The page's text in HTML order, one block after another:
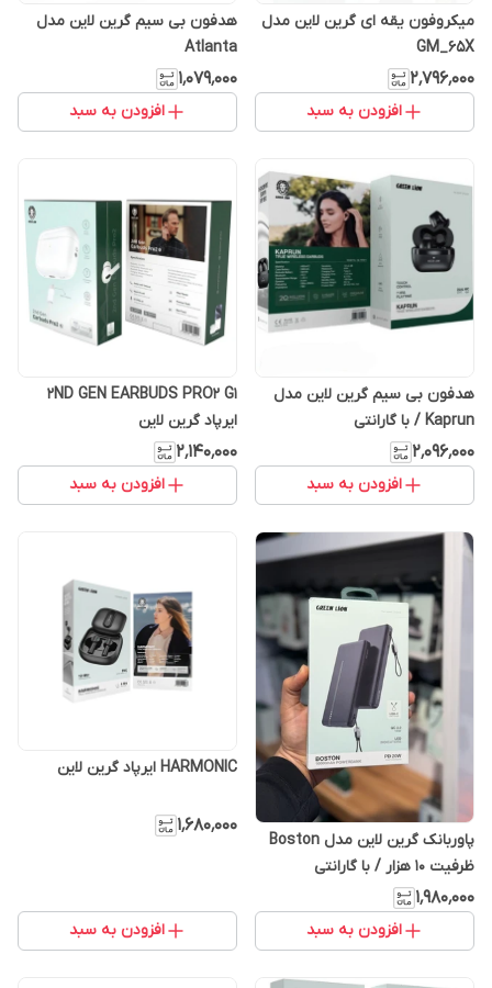
میکروفون یقه ای گرین لاین مدل
GM_65X
۲٬۷۹۶٬۰۰۰
افزودن به سبد
هدفون بی سیم گرین لاین مدل
Atlanta
۱٬۰۷۹٬۰۰۰
افزودن به سبد
هدفون بی سیم گرین لاین مدل
Kaprun / با گارانتی
۲٬۰۹۶٬۰۰۰
افزودن به سبد
2ND GEN EARBUDS PRO2 G1
ایرپاد گرین لاین
۲٬۱۴۰٬۰۰۰
افزودن به سبد
پاوربانک گرین لاین مدل Boston
ظرفیت 10 هزار / با گارانتی
۱٬۹۸۰٬۰۰۰
افزودن به سبد
HARMONIC ایرپاد گرین لاین
۱٬۶۸۰٬۰۰۰
افزودن به سبد